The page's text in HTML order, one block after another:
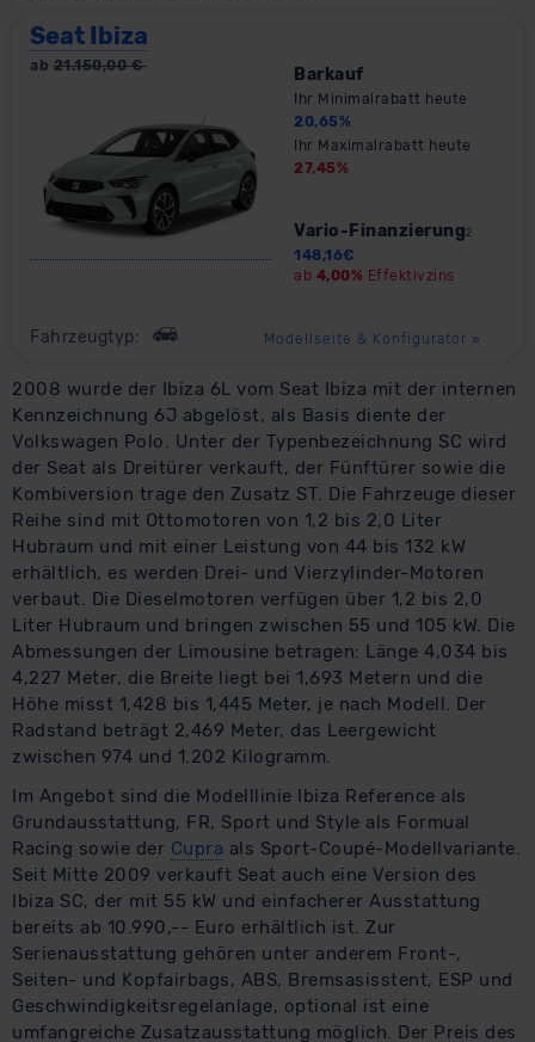
Seat Ibiza
ab 21.150,00€ Barkauf
Ihr Minimalrabatt heute
20,65%
Ihr Maximalrabatt heute
27,45%
Vario-Finanzierung 2
148,16€
ab 4,00% Effektivzins
Fahrzeugtyp: Modellseite & Konfigurator »
2008 wurde der Ibiza 6L vom Seat Ibiza mit der internen
Kennzeichnung 6J abgelöst, als Basis diente der
Volkswagen Polo. Unter der Typenbezeichnung SC wird
der Seat als Dreitürer verkauft, der Fünftürer sowie die
Kombiversion trage den Zusatz ST. Die Fahrzeuge dieser
Reihe sind mit Ottomotoren von 1,2 bis 2,0 Liter
Hubraum und mit einer Leistung von 44 bis 132 kW
erhältlich, es werden Drei- und Vierzylinder-Motoren
verbaut. Die Dieselmotoren verfügen über 1,2 bis 2,0
Liter Hubraum und bringen zwischen 55 und 105 kW. Die
Abmessungen der Limousine betragen: Länge 4,034 bis
4,227 Meter, die Breite liegt bei 1,693 Metern und die
Höhe misst 1,428 bis 1,445 Meter, je nach Modell. Der
Radstand beträgt 2,469 Meter, das Leergewicht
zwischen 974 und 1.202 Kilogramm.
Im Angebot sind die Modelllinie Ibiza Reference als
Grundausstattung, FR, Sport und Style als Formual
Racing sowie der Cupra als Sport-Coupé-Modellvariante.
Seit Mitte 2009 verkauft Seat auch eine Version des
Ibiza SC, der mit 55 kW und einfacherer Ausstattung
bereits ab 10.990,-- Euro erhältlich ist. Zur
Serienausstattung gehören unter anderem Front-,
Seiten- und Kopfairbags, ABS, Bremsasisstent, ESP und
Geschwindigkeitsregelanlage, optional ist eine
umfangreiche Zusatzausstattung möglich. Der Preis des